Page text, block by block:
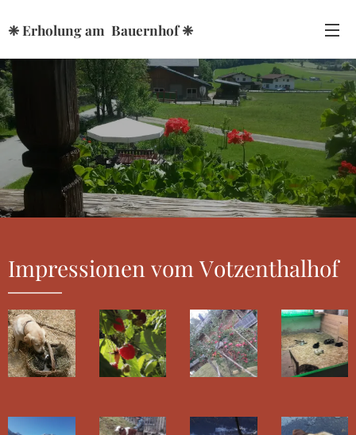
❈ Erholung am Bauernhof ❈
Impressionen vom Votzenthalhof